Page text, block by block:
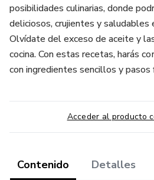
posibilidades culinarias, donde
deliciosos, crujientes y saludables
Olvídate del exceso de aceite y
cocina. Con estas recetas, harás
con ingredientes sencillos y pasos
Acceder al producto
Contenido Detalles